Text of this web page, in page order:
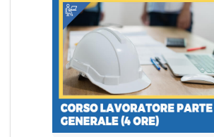
Modulo Cantieri
Moduli Teorici
D.lgs 81 2008 per
Sicurezza su